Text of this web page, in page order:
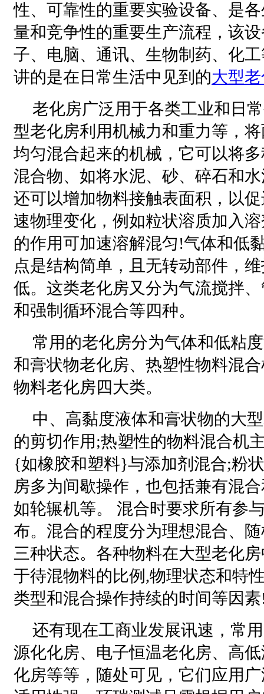
性、可靠性的重要实验设备、是
量和竞争性的重要生产流程，该
子、电脑、通讯、生物制药、化
讲的是在日常生活中见到的大型
老化房广泛用于各类工业和日
型老化房利用机械力和重力等，
均匀混合起来的机械，它可以将
混合物、如将水泥、砂、碎石和
还可以增加物料接触表面积，以
速物理变化，例如粒状溶质加入
的作用可加速溶解混匀!气体和低
点是结构简单，且无转动部件，
低。这类老化房又分为气流搅拌
和强制循环混合等四种。
常用的老化房分为气体和低粘
和膏状物老化房、热塑性物料混
物料老化房四大类。
中、高黏度液体和膏状物的大
的剪切作用;热塑性的物料混合机
{如橡胶和塑料}与添加剂混合;粉
房多为间歇操作，也包括兼有混
如轮辗机等。 混合时要求所有参
布。混合的程度分为理想混合、
三种状态。各种物料在大型老化
于待混物料的比例,物理状态和特
类型和混合操作持续的时间等因
还有现在工商业发展讯速，常
源化化房、电子恒温老化房、高
化房等等，随处可见，它们应用